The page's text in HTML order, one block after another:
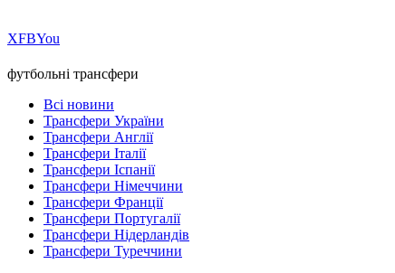
ХFBYou
футбольні трансфери
Всі новини
Трансфери України
Трансфери Англії
Трансфери Італії
Трансфери Іспанії
Трансфери Німеччини
Трансфери Франції
Трансфери Португалії
Трансфери Нідерландів
Трансфери Туреччини